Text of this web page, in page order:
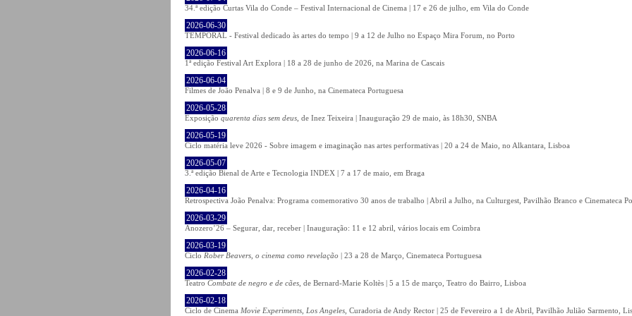
34.ª edição Curtas Vila do Conde – Festival Internacional de Cinema | 17 e 26 de julho, em Vila do Conde
2026-06-30
TEMPORAL - Festival dedicado às artes do tempo | 9 a 12 de Julho no Espaço Mira Forum, no Porto
2026-06-16
1ª edição Festival Art Explora | 18 a 28 de junho de 2026, na Marina de Cascais
2026-06-04
Filmes de João Penalva | 8 e 9 de Junho, na Cinemateca Portuguesa
2026-05-28
Exposição quarenta dias sem deus , de Inez Teixeira | Inauguração 29 de maio, às 18h30, SNBA
2026-05-19
Ciclo matéria leve 2026 - Sobre imagem e imaginação nas artes performativas | 20 a 24 de Maio, no Alkantara, Lisboa
2026-05-07
3.ª edição Bienal de Arte e Tecnologia INDEX | 7 a 17 de maio, em Braga
2026-04-16
Retrospectiva João Penalva: Programa comemorativo 30 anos de trabalho | Abril a Julho, na Culturgest, Pavilhão Branco e Cinemateca
2026-03-29
Anozero’26 – Segurar, dar, receber | Inauguração: 11 e 12 abril, vários locais em Coimbra
2026-03-19
Ciclo Rober Beavers, o cinema como revelação | 23 a 28 de Março, Cinemateca Portuguesa
2026-02-28
Teatro Combate de negro e de cães , de Bernard-Marie Koltès | 5 a 15 de março, Teatro do Bairro, Lisboa
2026-02-18
Ciclo de Cinema Movie Experiments, Los Angeles , Curadoria de Andy Rector | 25 de Fevereiro a 1 de Abril, Pavilhão Julião Sarmento,